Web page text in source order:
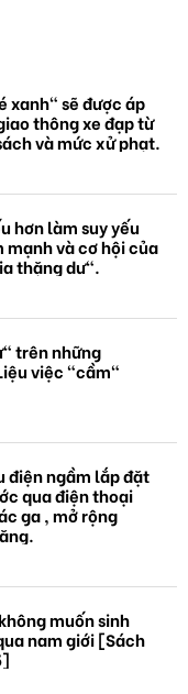
xanh" sẽ được áp
thông xe đạp từ
và mức xử phạt.
hơn làm suy yếu
mạnh và cơ hội của
thặng dư".
trên những
việc "cầm"
điện ngầm lắp đặt
qua điện thoại
ga , mở rộng
muốn sinh
nam giới [Sách